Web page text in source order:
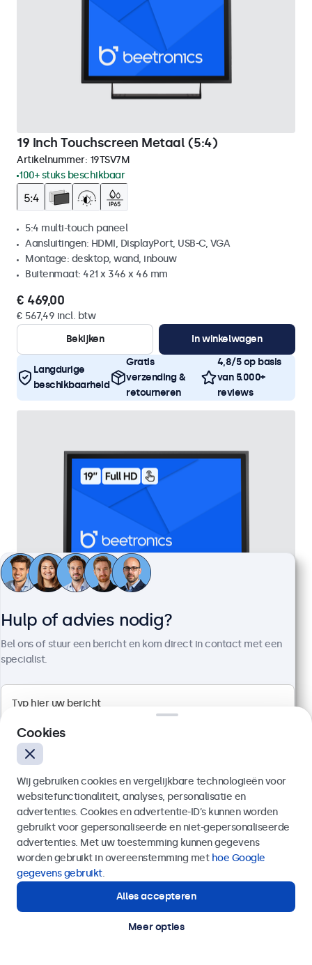
19 Inch Touchscreen Metaal (5:4)
Artikelnummer: 19TSV7M
100+ stuks beschikbaar
5:4 multi-touch paneel
Aansluitingen: HDMI, DisplayPort, USB-C, VGA
Montage: desktop, wand, inbouw
Buitenmaat: 421 x 346 x 46 mm
€ 469,00
€ 567,49 incl. btw
Bekijken
In winkelwagen
Langdurige
beschikbaarheid
Gratis
verzending &
retourneren
4,8/5 op basis
van 5.000+
reviews
19 Inch Touchscreen Metaal
Artikelnummer:19TS7M
100+ stuks beschikbaar
Aansluitingen: HDMI, DisplayPort, USB-C, VGA
Montage: desktop, wand, inbouw
Buitenmaat: 481 x 294 x 45 mm
€ 569,00
€ 688,49 incl. btw
Bekijken
In winkelwagen
Hulp of advies nodig?
Bel ons of stuur een bericht en kom direct in contact met een
specialist.
Verzenden
Of bel ons op
Hulp of advies nodig?
Direct contact met een specialist.
Cookies
Wij gebruiken cookies en vergelijkbare technologieën voor
websitefunctionaliteit, analyses, personalisatie en
advertenties. Cookies en advertentie-ID’s kunnen worden
gebruikt voor gepersonaliseerde en niet-gepersonaliseerde
advertenties. Met uw toestemming kunnen gegevens
worden gebruikt in overeenstemming met hoe Google
gegevens gebruikt.
Alles accepteren
Meer opties